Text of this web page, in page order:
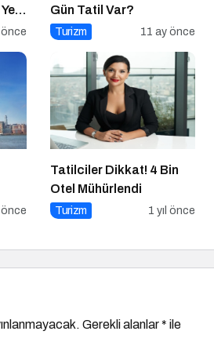
Gün Tatil Var?
Turizm 11 ay önce
Tatilciler Dikkat! 4 Bin
Otel Mühürlendi
Turizm 1 yıl önce
Gerekli alanlar* ile